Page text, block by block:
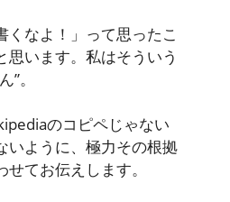
くなよ！」って思ったこ
思います。私はそういう
”。
のコピペじゃない
いように、極力その根拠
てお伝えします。